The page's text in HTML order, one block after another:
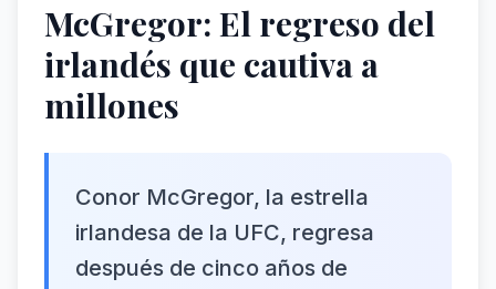
McGregor: El regreso del
irlandés que cautiva a
millones
Conor McGregor, la estrella
irlandesa de la UFC, regresa
después de cinco años de